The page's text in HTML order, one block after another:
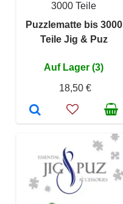
3000 Teile
Puzzlematte bis 3000
Teile Jig & Puz
Auf Lager (3)
18,50 €